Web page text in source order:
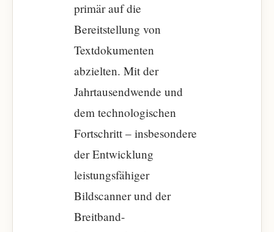
primär auf die
Bereitstellung von
Textdokumenten
abzielten. Mit der
Jahrtausendwende und
dem technologischen
Fortschritt – insbesondere
der Entwicklung
leistungsfähiger
Bildscanner und der
Breitband-